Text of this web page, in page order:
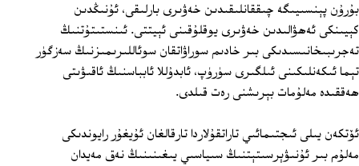
بۇرۇن پېنسىيىگە چىققانلىقىدىن خەۋىرى بارلىقى، ئۇنىڭدىن
كېيىنكى ئەھۋالىدىن خەۋىرى يوقلۇقىنى ئېيتتى. ئىنستىتۇتنىڭ
تەجرىبىخانىسىدىكى بىر خادىم سوراۋاتقان سوئاللىرىمىزنىڭ سەزگۈر
تېما ئىكەنلىكىنى ئىلگىرى سۈرۈپ، ئابدۇللا ئابباسنىڭ ئاقىۋىتى
ھەققىدە مەلۇمات بېرىشنى رەت قىلدى.
ئۆتكەن يىلى ئىجتىمائىي تاراتقۇلاردا تارقالغان ئۇيغۇر رايوندىكى
مەلۇم بىر ئۇنىۋېرسىتېتنىڭ سىياسىي يىغىنىنىڭ نەق مەيدان